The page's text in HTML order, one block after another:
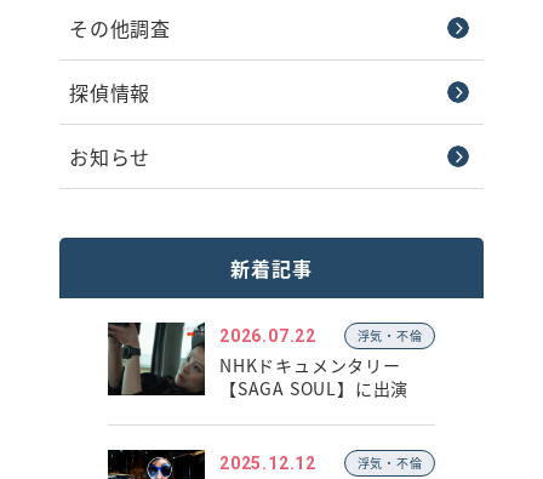
その他調査
探偵情報
お知らせ
新着記事
2026.07.22 浮気・不倫
NHKドキュメンタリー
【SAGA SOUL】に出演
2025.12.12 浮気・不倫